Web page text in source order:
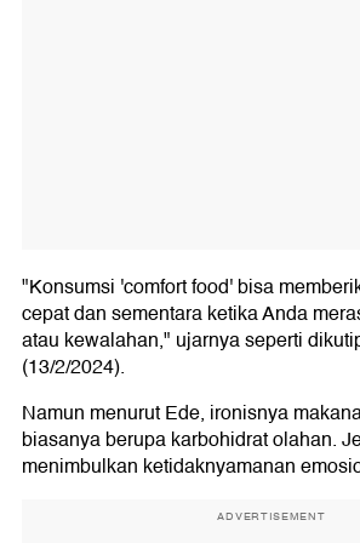
"Konsumsi 'comfort food' bisa
cepat dan sementara ketika Anda
atau kewalahan," ujarnya seperti
(13/2/2024).
Namun menurut Ede, ironisnya
biasanya berupa karbohidrat olahan.
menimbulkan ketidaknyamanan
ADVERTISEMENT